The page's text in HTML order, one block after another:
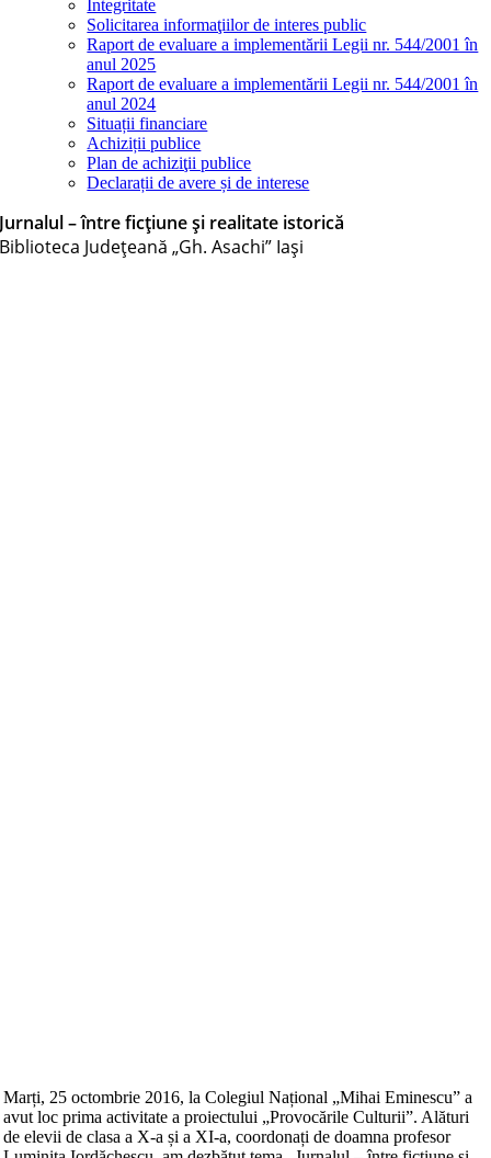
Integritate
Solicitarea informaţiilor de interes public
Raport de evaluare a implementării Legii nr. 544/2001 în
anul 2025
Raport de evaluare a implementării Legii nr. 544/2001 în
anul 2024
Situații financiare
Achiziții publice
Plan de achiziţii publice
Declarații de avere și de interese
Jurnalul – între ficțiune și realitate istorică
Biblioteca Judeţeană „Gh. Asachi” Iaşi
Marți, 25 octombrie 2016, la Colegiul Național „Mihai Eminescu” a
avut loc prima activitate a proiectului „Provocările Culturii”. Alături
de elevii de clasa a X-a și a XI-a, coordonați de doamna profesor